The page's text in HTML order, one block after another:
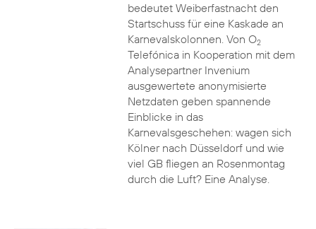
bedeutet Weiberfastnacht den
Startschuss für eine Kaskade an
Karnevalskolonnen. Von O2
Telefónica in Kooperation mit dem
Analysepartner Invenium
ausgewertete anonymisierte
Netzdaten geben spannende
Einblicke in das
Karnevalsgeschehen: wagen sich
Kölner nach Düsseldorf und wie
viel GB fliegen an Rosenmontag
durch die Luft? Eine Analyse.